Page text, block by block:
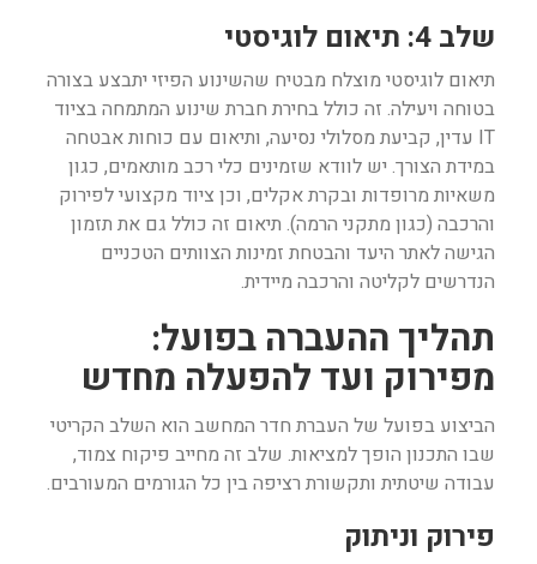
שלב 4: תיאום לוגיסטי
תיאום לוגיסטי מוצלח מבטיח שהשינוע הפיזי יתבצע בצורה
בטוחה ויעילה. זה כולל בחירת חברת שינוע המתמחה בציוד
IT עדין, קביעת מסלולי נסיעה, ותיאום עם כוחות אבטחה
במידת הצורך. יש לוודא שזמינים כלי רכב מותאמים, כגון
משאיות מרופדות ובקרת אקלים, וכן ציוד מקצועי לפירוק
והרכבה (כגון מתקני הרמה). תיאום זה כולל גם את תזמון
הגישה לאתר היעד והבטחת זמינות הצוותים הטכניים
הנדרשים לקליטה והרכבה מיידית.
תהליך ההעברה בפועל:
מפירוק ועד להפעלה מחדש
הביצוע בפועל של העברת חדר המחשב הוא השלב הקריטי
שבו התכנון הופך למציאות. שלב זה מחייב פיקוח צמוד,
עבודה שיטתית ותקשורת רציפה בין כל הגורמים המעורבים.
פירוק וניתוק